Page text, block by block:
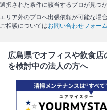
選択された条件に該当するプロが見つ
エリア外のプロへ出張依頼が可能な場
ご相談についてはお問い合わせフォーム
広島県でオフィスや飲食
を検討中の法人の方へ